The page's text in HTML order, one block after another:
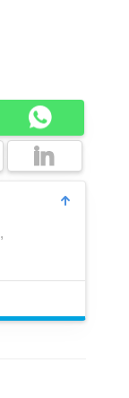
Outboard